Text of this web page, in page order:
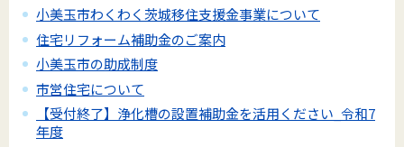
小美玉市わくわく茨城移住支援金事業について
住宅リフォーム補助金のご案内
小美玉市の助成制度
市営住宅について
【受付終了】浄化槽の設置補助金を活用ください_令和7
年度